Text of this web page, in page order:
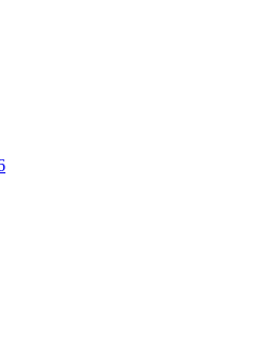
des récompenses compétitives